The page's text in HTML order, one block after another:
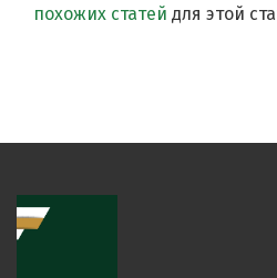
похожих статей для этой